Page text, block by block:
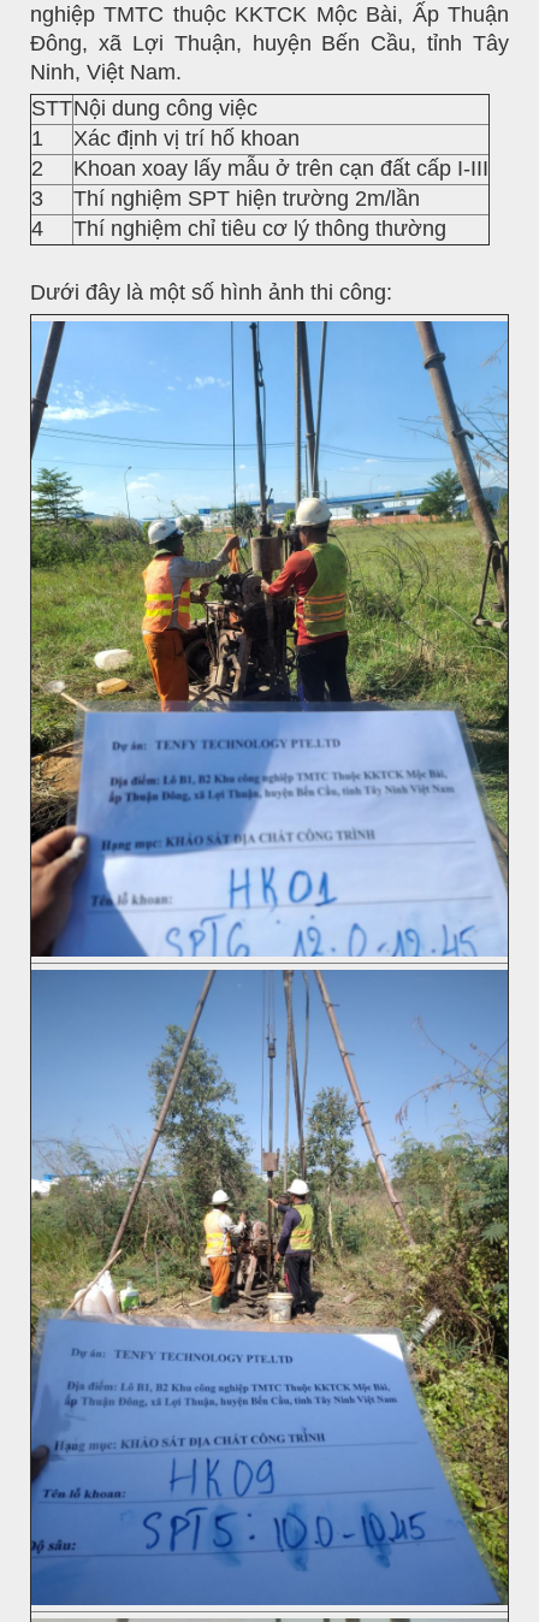
nghiệp TMTC thuộc KKTCK Mộc Bài, Ấp Thuận
Đông, xã Lợi Thuận, huyện Bến Cầu, tỉnh Tây
Ninh, Việt Nam.
STTNội dung công việc
1
Xác định vị trí hố khoan
2
Khoan xoay lấy mẫu ở trên cạn đất cấp I-III
3
Thí nghiệm SPT hiện trường 2m/lần
4
Thí nghiệm chỉ tiêu cơ lý thông thường
Dưới đây là một số hình ảnh thi công: